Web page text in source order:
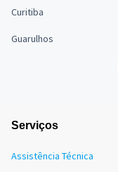
Curitiba
Guarulhos
Serviços
Assistência Técnica